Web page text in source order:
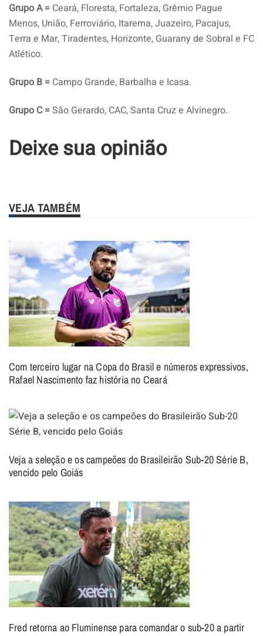
Grupo A = Ceará, Floresta, Fortaleza, Grêmio Pague
Menos, União, Ferroviário, Itarema, Juazeiro, Pacajus,
Terra e Mar, Tiradentes, Horizonte, Guarany de Sobral e FC
Atlético.
Grupo B = Campo Grande, Barbalha e Icasa.
Grupo C =São Gerardo, CAC, Santa Cruz e Alvinegro.
Deixe sua opinião
VEJA TAMBÉM
Com terceiro lugar na Copa do Brasil e números expressivos,
Rafael Nascimento faz história no Ceará
Veja a seleção e os campeões do Brasileirão Sub-20 Série B,
vencido pelo Goiás
Fred retorna ao Fluminense para comandar o sub-20 a partir